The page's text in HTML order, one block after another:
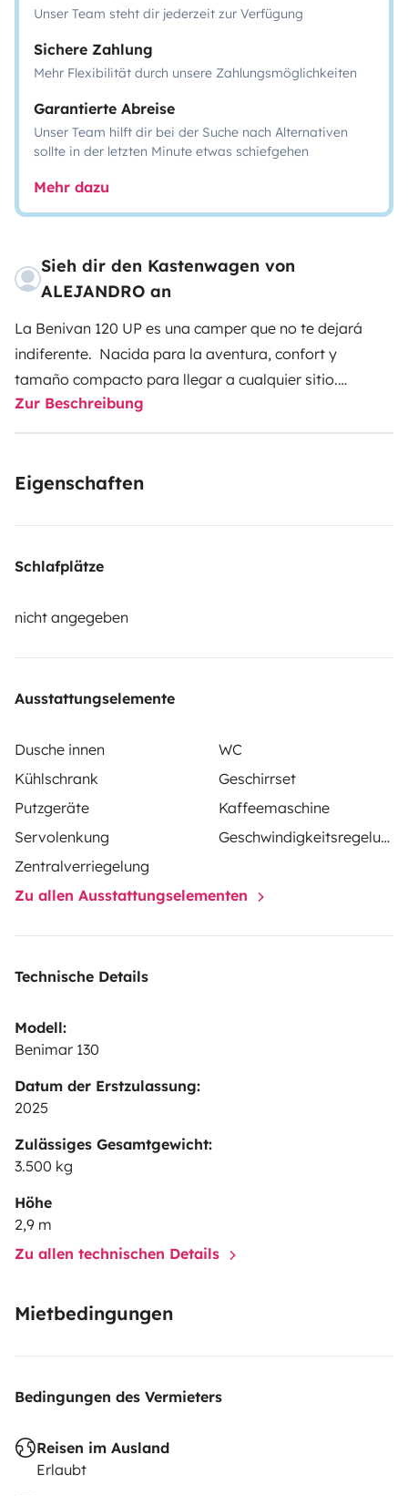
Unser Team steht dir jederzeit zur Verfügung
Sichere Zahlung
Mehr Flexibilität durch unsere Zahlungsmöglichkeiten
Garantierte Abreise
Unser Team hilft dir bei der Suche nach Alternativen
sollte in der letzten Minute etwas schiefgehen
Mehr dazu
Sieh dir den Kastenwagen von
ALEJANDRO an
La Benivan 120 UP es una camper que no te dejará
indiferente. Nacida para la aventura, confort y
tamaño compacto para llegar a cualquier sitio.
Volumen reducido y gran maniobrabilidad con todas
las comodidades.
completa con fregadero,cocina y nevera. Cuarto de
acondicionado para disfrutarla en cualquier época del
sala de estar con asientos giratorios y mesa extensible
que necesites. Iluminación led.
confortable como estar en casa con la libertad de que
Zur Beschreibung
Eigenschaften
Schlafplätze
nicht angegeben
Ausstattungselemente
Dusche innen
WC
Kühlschrank
Geschirrset
Putzgeräte
Kaffeemaschine
Servolenkung
Geschwindigkeitsregelung
Zentralverriegelung
Zu allen Ausstattungselementen
Technische Details
Modell:
Benimar 130
Datum der Erstzulassung:
2025
Zulässiges Gesamtgewicht:
3.500 kg
Höhe
2,9 m
Zu allen technischen Details
Mietbedingungen
Bedingungen des Vermieters
Reisen im Ausland
Erlaubt